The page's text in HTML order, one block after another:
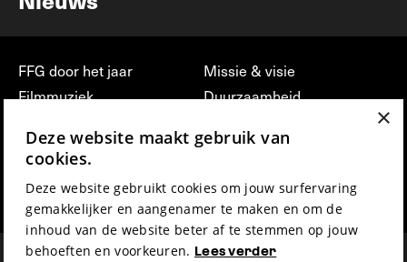
FFG door het jaar
Filmmuziek
Press & Industry
Film Fest Friends
Missie & visie
Duurzaamheid
vrijwilligerswerk bij FFG
Privacy & Disclaimer
×
Deze website maakt gebruik van
cookies.
Deze website gebruikt cookies om jouw surfervaring
gemakkelijker en aangenamer te maken en om de
inhoud van de website beter af te stemmen op jouw
behoeften en voorkeuren. Lees verder